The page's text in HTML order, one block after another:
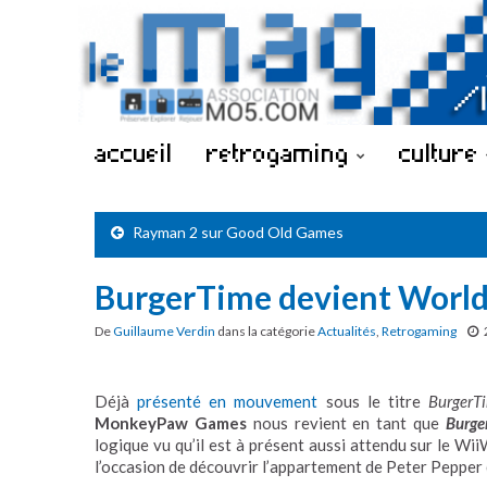
accueil retrogaming culture
Rayman 2 sur Good Old Games
BurgerTime devient
DeGuillaume Verdin dans la catégorieActualités, Retrogaming
Déjàprésenté en mouvement sous le titre
MonkeyPaw Gamesnous revient en tant que
logique vu qu’il est à présent aussi attendu sur le
l’occasion de découvrir l’appartement de Peter